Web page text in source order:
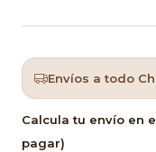
Envíos a todo
Calcula tu envío en
pagar)